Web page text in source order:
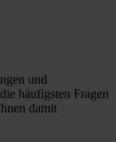
und
häufigsten Fragen
damit